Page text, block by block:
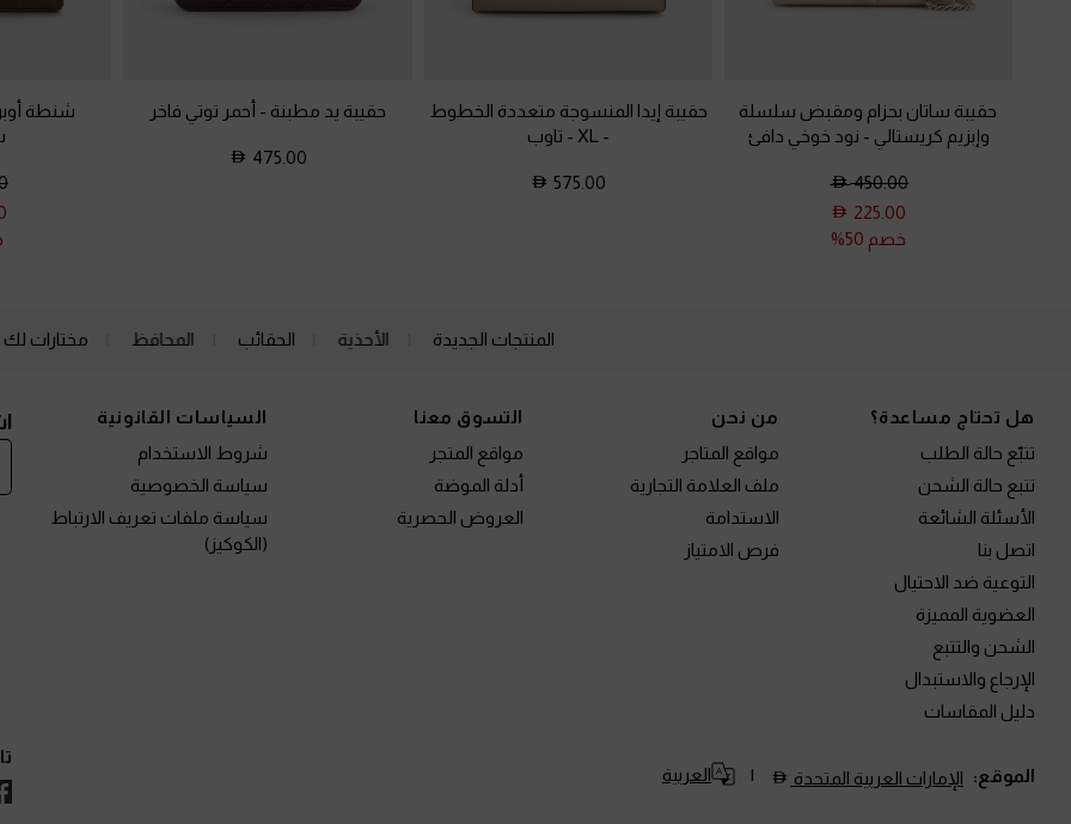
حقيبة ساتان بحزام ومقبض سلسلة
وإبزيم كريستالي - نود خوخي دافئ
450.00
225.00
خصم 50%
حقيبة إيدا المنسوجة متعددة الخطوط
- XL
- تاوب
575.00
حقيبة يد مطبنة - أحمر توتي فاخر
475.00
شنطة
المنتجات الجديدة الأحذية الحقائب المحافظ مختارات لك
هل تحتاج مساعدة؟
تتبّع حالة الطلب
تتبع حالة الشحن
الأسئلة الشائعة
اتصل بنا
التوعية ضد الاحتيال
العضوية المميزة
الشحن والتتبع
الإرجاع والاستبدال
دليل المقاسات
من نحن
مواقع المتاجر
ملف العلامة التجارية
الاستدامة
فرص الامتياز
التسوق معنا
مواقع المتجر
أدلة الموضة
العروض الحصرية
السياسات القانونية
شروط الاستخدام
سياسة الخصوصية
سياسة ملفات تعريف الارتباط
(الكوكيز)
الموقع: الإمارات العربية المتحدة العربية